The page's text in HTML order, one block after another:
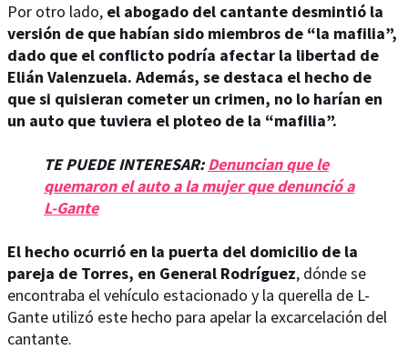
Por otro lado, el abogado del cantante desmintió la
versión de que habían sido miembros de “la mafilia”,
dado que el conflicto podría afectar la libertad de
Elián Valenzuela. Además, se destaca el hecho de
que si quisieran cometer un crimen, no lo harían en
un auto que tuviera el ploteo de la “mafilia”.
TE PUEDE INTERESAR:Denuncian que le
quemaron el auto a la mujer que denunció a
L-Gante
El hecho ocurrió en la puerta del domicilio de la
pareja de Torres, en General Rodríguez, dónde se
encontraba el vehículo estacionado y la querella de L-
Gante utilizó este hecho para apelar la excarcelación del
cantante.